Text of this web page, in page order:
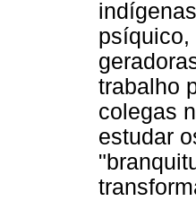
psíquico,
trabalho
colegas
estudar